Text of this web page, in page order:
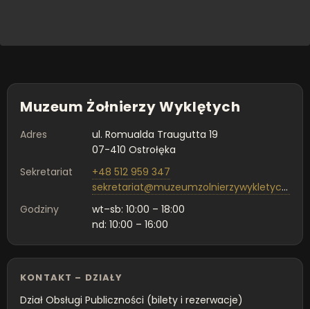
Muzeum Żołnierzy Wyklętych
Adres
ul. Romualda Traugutta 19
07-410 Ostrołęka
Sekretariat
+48 512 959 347
sekretariat@muzeumzolnierzywykletych.pl
Godziny
wt–sb: 10:00 – 18:00
nd: 10:00 – 16:00
KONTAKT – DZIAŁY
Dział Obsługi Publiczności (bilety i rezerwacje)